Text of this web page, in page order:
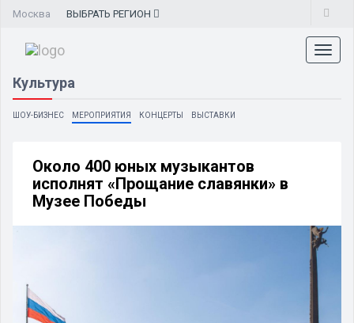
Москва ВЫБРАТЬ РЕГИОН
Культура
ШОУ-БИЗНЕС МЕРОПРИЯТИЯ КОНЦЕРТЫ ВЫСТАВКИ
Около 400 юных музыкантов
исполнят «Прощание славянки» в
Музее Победы